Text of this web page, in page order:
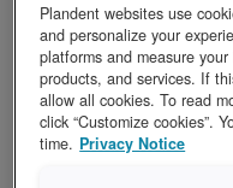
starten av 2020
massevis av videoer,
tannklinikker over
titt. Her er det mye
Plandent websites use
and personalize your
platforms and measure
products, and services. If
allow all cookies. To read
click “Customize cookies”.
time. Privacy Notice